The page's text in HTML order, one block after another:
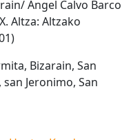
Ángel Calvo Barco
Altza: Altzako
Bizarain, San
Jeronimo, San